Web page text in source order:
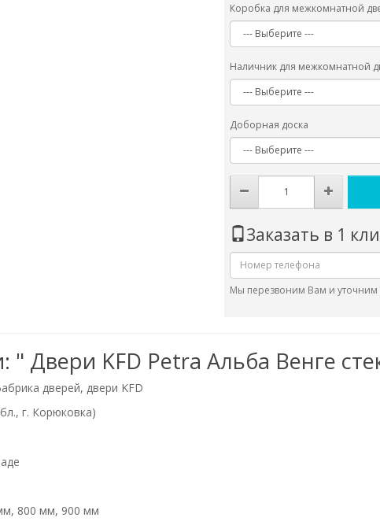
Коробка для межкомнатной
Наличник для межкомнатной
Доборная доска
Заказать в 1
Мы перезвоним Вам и уточним
Двери KFD Petra Альба Венге
дверей, двери KFD
г. Корюковка)
800 мм, 900 мм